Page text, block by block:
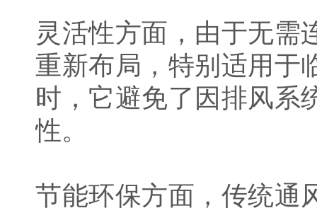
灵活性方面，由于无需
重新布局，特别适用于
时，它避免了因排风系
性。
节能环保方面，传统通